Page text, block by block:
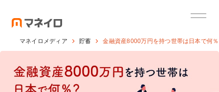
マネイロメディア 貯蓄 金融資産8000万円を持つ世帯は日本で何